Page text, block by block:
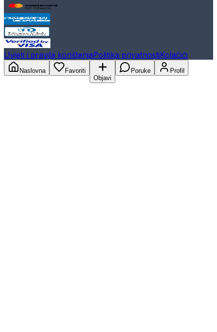
Uvjeti i pravila korištenjaPolitika privatnostiKolačići
Naslovna
Favoriti
Objavi
Poruke Profil